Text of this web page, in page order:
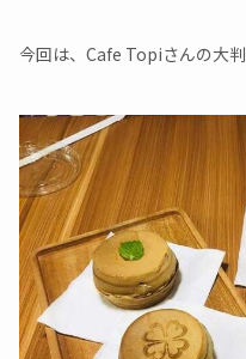
今回は、Cafe Topiさんの大